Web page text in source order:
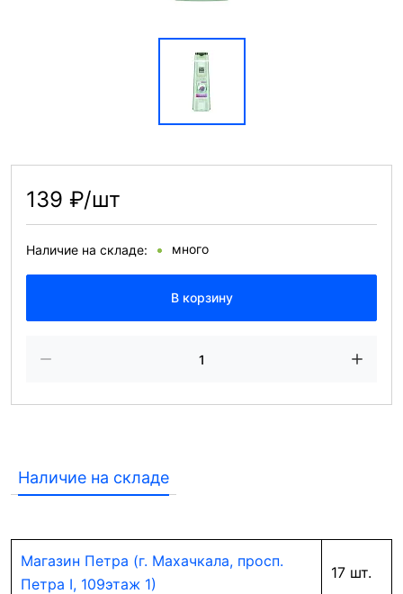
139 ₽/шт
Наличие на складе: много
В корзину
Наличие на складе
Магазин Петра (г. Махачкала, просп.
Петра I, 109этаж 1)
17 шт.